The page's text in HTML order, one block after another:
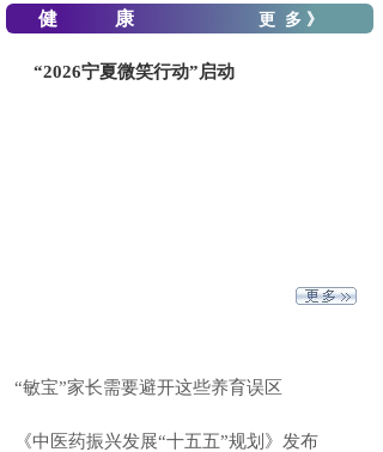
健 康 更 多 》
“2026宁夏微笑行动”启动
“敏宝”家长需要避开这些养育误区
《中医药振兴发展“十五五”规划》发布